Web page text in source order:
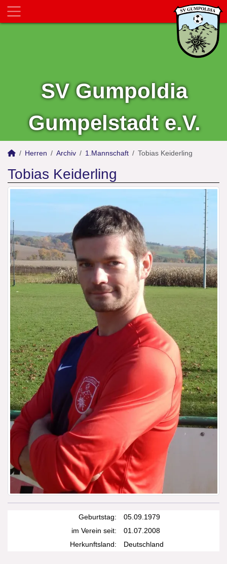
SV Gumpoldia
Gumpelstadt e.V.
Herren Archiv 1.Mannschaft Tobias Keiderling
Tobias Keiderling
Geburtstag:
05.09.1979
im Verein seit:
01.07.2008
Herkunftsland:
Deutschland